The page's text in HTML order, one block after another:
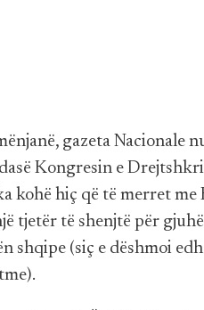
gazeta Nacionale
Kongresin e
kohë hiç që të merret
tjetër të shenjtë për
shqipe (siç e dëshmoi